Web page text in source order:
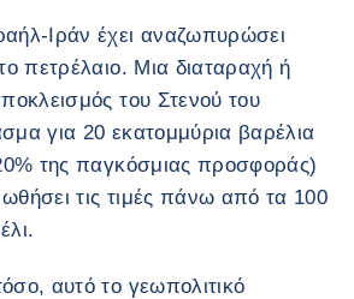
Ιράν έχει αναζωπυρώσει
πετρέλαιο. Μια διαταραχή ή
του Στενού του
για 20 εκατομμύρια βαρέλια
της παγκόσμιας προσφοράς)
τις τιμές πάνω από τα 100
αυτό το γεωπολιτικό